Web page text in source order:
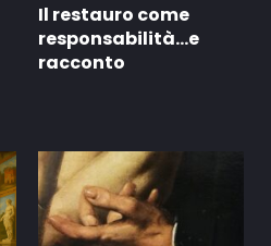
Il restauro come
responsabilità…e
racconto